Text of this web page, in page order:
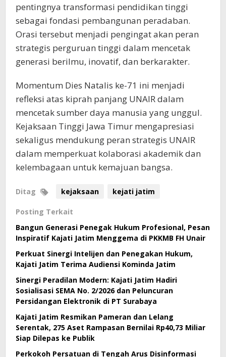
pentingnya transformasi pendidikan tinggi
sebagai fondasi pembangunan peradaban.
Orasi tersebut menjadi pengingat akan peran
strategis perguruan tinggi dalam mencetak
generasi berilmu, inovatif, dan berkarakter.
Momentum Dies Natalis ke-71 ini menjadi
refleksi atas kiprah panjang UNAIR dalam
mencetak sumber daya manusia yang unggul.
Kejaksaan Tinggi Jawa Timur mengapresiasi
sekaligus mendukung peran strategis UNAIR
dalam memperkuat kolaborasi akademik dan
kelembagaan untuk kemajuan bangsa.
Ditag kejaksaan kejati jatim
Posting Terkait
Bangun Generasi Penegak Hukum Profesional, Pesan
Inspiratif Kajati Jatim Menggema di PKKMB FH Unair
Perkuat Sinergi Intelijen dan Penegakan Hukum,
Kajati Jatim Terima Audiensi Kominda Jatim
Sinergi Peradilan Modern: Kajati Jatim Hadiri
Sosialisasi SEMA No. 2/2026 dan Peluncuran
Persidangan Elektronik di PT Surabaya
Kajati Jatim Resmikan Pameran dan Lelang
Serentak, 275 Aset Rampasan Bernilai Rp40,73 Miliar
Siap Dilepas ke Publik
Perkokoh Persatuan di Tengah Arus Disinformasi